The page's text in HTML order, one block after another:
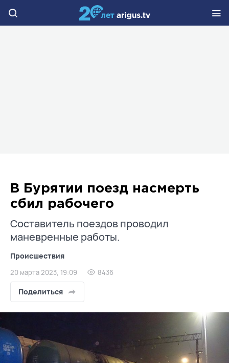
В Бурятии поезд насмерть
сбил рабочего
Составитель поездов проводил
маневренные работы.
Происшествия
20 марта 2023, 19:09 8436
Поделиться